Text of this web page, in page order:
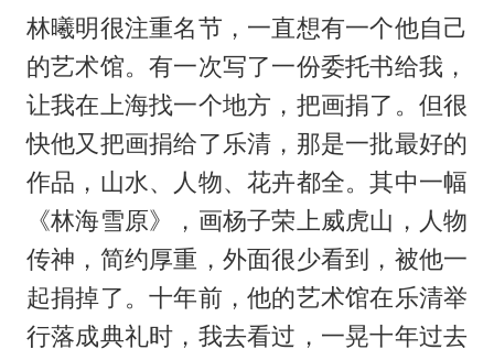
林曦明很注重名节，一直想有一个他自己
的艺术馆。有一次写了一份委托书给我，
让我在上海找一个地方，把画捐了。但很
快他又把画捐给了乐清，那是一批最好的
作品，山水、人物、花卉都全。其中一幅
《林海雪原》，画杨子荣上威虎山，人物
传神，简约厚重，外面很少看到，被他一
起捐掉了。十年前，他的艺术馆在乐清举
行落成典礼时，我去看过，一晃十年过去